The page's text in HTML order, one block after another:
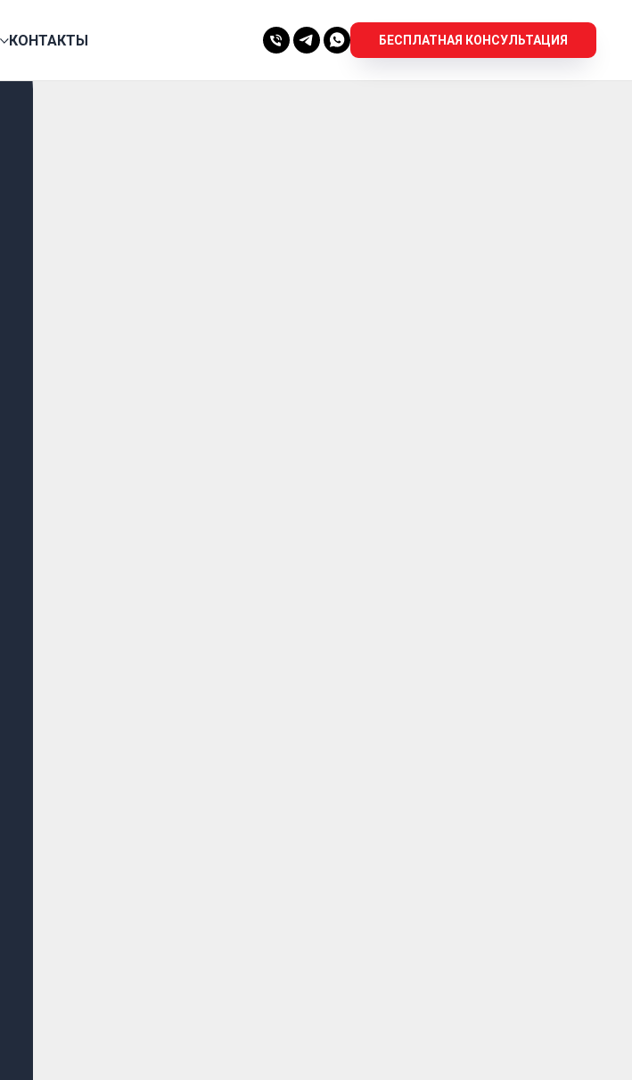
КОНТАКТЫ БЕСПЛАТНАЯ КОНСУЛЬТАЦИЯ